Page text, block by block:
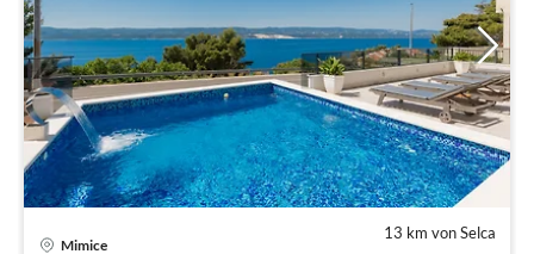
13 km von Selca
Mimice